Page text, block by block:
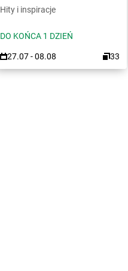
Hity i inspiracje
DO KOŃCA 1 DZIEŃ
27.07 - 08.08 33